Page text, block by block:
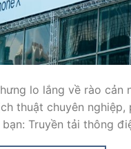
lo lắng về rào cản
thuật chuyên
Truyền tải thông